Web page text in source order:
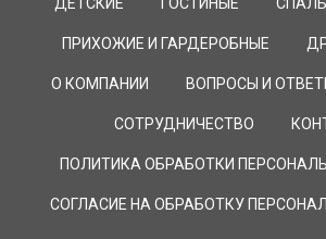
ДЕТСКИЕ ГОСТИНЫЕ
ПРИХОЖИЕ И ГАРДЕРОБНЫЕ
О КОМПАНИИ ВОПРОСЫ И
СОТРУДНИЧЕСТВО
ПОЛИТИКА ОБРАБОТКИ
СОГЛАСИЕ НА ОБРАБОТКУ